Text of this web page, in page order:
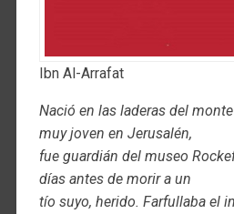
Ibn Al-Arrafat
Nació en las laderas del
muy joven en Jerusalén,
fue guardián del museo
días antes de morir a un
tío suyo, herido. Farfullaba el